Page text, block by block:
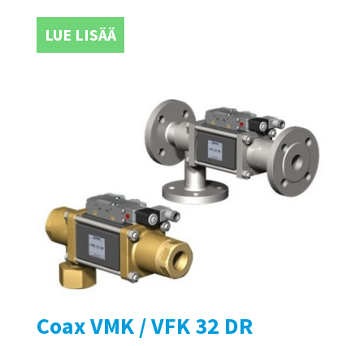
LUE LISÄÄ
Coax VMK / VFK 32 DR